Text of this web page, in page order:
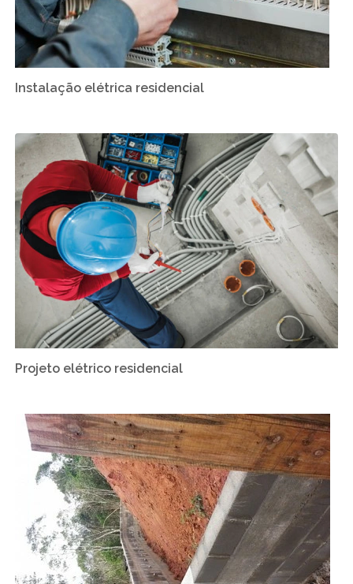
Instalação elétrica residencial
Projeto elétrico residencial